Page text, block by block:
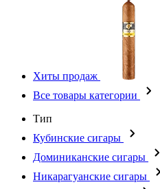
Хиты продаж
Все товары категории
Тип
Кубинские сигары
Доминиканские сигары
Никарагуанские сигары